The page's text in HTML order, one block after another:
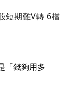
難V轉 6檔